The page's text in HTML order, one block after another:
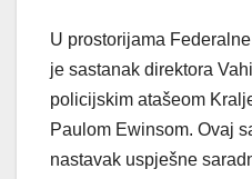
U prostorijama
je sastanak direktora
policijskim atašeom
Paulom Ewinsom. Ovaj
nastavak uspješne